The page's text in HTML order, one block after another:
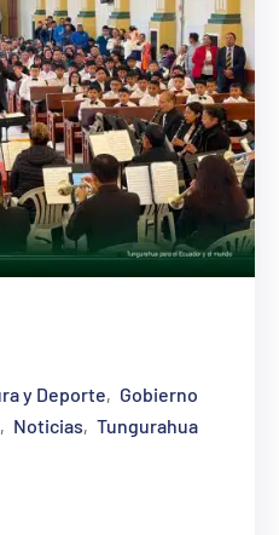
y Deporte‚ Gobierno
‚ Noticias‚ Tungurahua